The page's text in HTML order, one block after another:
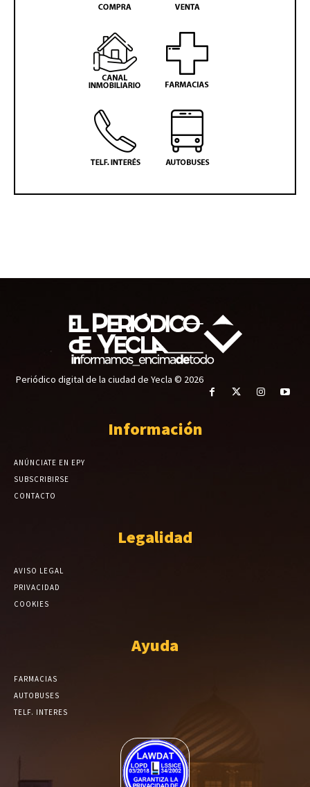
Periódico digital de la ciudad de Yecla © 2026
Información
ANÚNCIATE EN EPY
SUBSCRIBIRSE
CONTACTO
Legalidad
AVISO LEGAL
PRIVACIDAD
COOKIES
Ayuda
FARMACIAS
AUTOBUSES
TELF. INTERES